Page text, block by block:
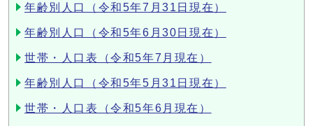
年齢別人口（令和5年7月31日現在）
年齢別人口（令和5年6月30日現在）
世帯・人口表（令和5年7月現在）
年齢別人口（令和5年5月31日現在）
世帯・人口表（令和5年6月現在）